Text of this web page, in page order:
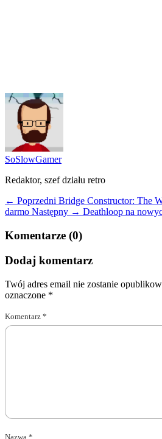
SoSlowGamer
Redaktor, szef działu retro
← Poprzedni Bridge Constructor: The
darmo Następny → Deathloop na
Komentarze (0)
Dodaj komentarz
Twój adres email nie zostanie
oznaczone *
Komentarz *
Nazwa *